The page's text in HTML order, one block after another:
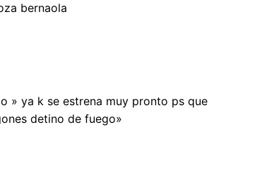
bernaola
» ya k se estrena muy pronto ps que
detino de fuego»